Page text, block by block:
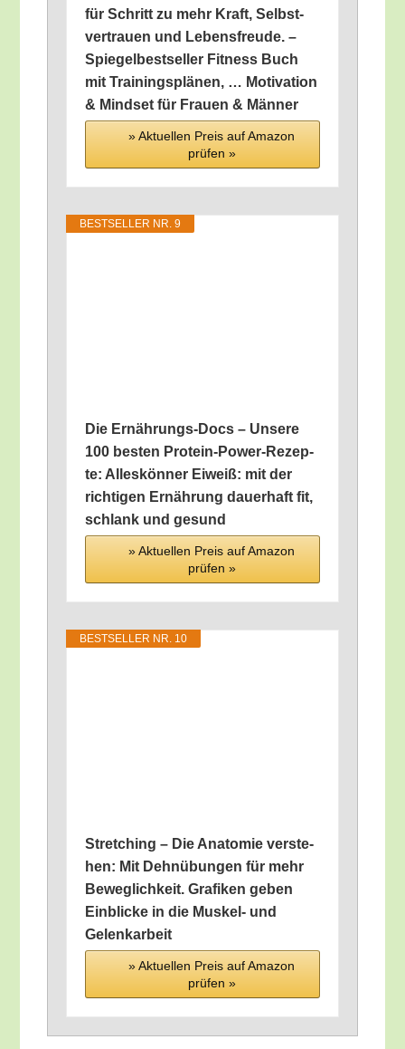
für Schritt zu mehr Kraft, Selbst­
ver­trau­en und Lebens­freu­de. –
Spie­gel­best­sel­ler Fit­ness Buch
mit Trai­nings­plä­nen, … Moti­va­ti­on
& Mind­set für Frau­en & Männer
» Aktu­el­len Preis auf Ama­zon
prü­fen »
BEST­SEL­LER NR. 9
Die Ernäh­rungs-Docs – Unse­re
100 bes­ten Pro­te­in-Power-Rezep­
te: Alles­kön­ner Eiweiß: mit der
rich­ti­gen Ernäh­rung dau­er­haft fit,
schlank und gesund
» Aktu­el­len Preis auf Ama­zon
prü­fen »
BEST­SEL­LER NR. 10
Stret­ching – Die Ana­to­mie ver­ste­
hen: Mit Dehn­übun­gen für mehr
Beweg­lich­keit. Gra­fi­ken geben
Ein­bli­cke in die Mus­kel- und
Gelenkarbeit
» Aktu­el­len Preis auf Ama­zon
prü­fen »